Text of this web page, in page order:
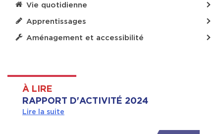
Vie quotidienne
Apprentissages
Aménagement et accessibilité
À LIRE
RAPPORT D'ACTIVITÉ 2024
Lire la suite